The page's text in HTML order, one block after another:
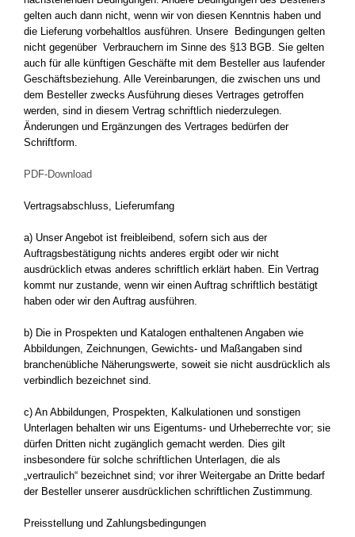
gelten auch dann nicht, wenn wir von diesen Kenntnis haben und
die Lieferung vorbehaltlos ausführen. Unsere Bedingungen gelten
nicht gegenüber Verbrauchern im Sinne des §13 BGB. Sie gelten
auch für alle künftigen Geschäfte mit dem Besteller aus laufender
Geschäftsbeziehung. Alle Vereinbarungen, die zwischen uns und
dem Besteller zwecks Ausführung dieses Vertrages getroffen
werden, sind in diesem Vertrag schriftlich niederzulegen.
Änderungen und Ergänzungen des Vertrages bedürfen der
Schriftform.
PDF-Download
Vertragsabschluss, Lieferumfang
a) Unser Angebot ist freibleibend, sofern sich aus der
Auftragsbestätigung nichts anderes ergibt oder wir nicht
ausdrücklich etwas anderes schriftlich erklärt haben. Ein Vertrag
kommt nur zustande, wenn wir einen Auftrag schriftlich bestätigt
haben oder wir den Auftrag ausführen.
b) Die in Prospekten und Katalogen enthaltenen Angaben wie
Abbildungen, Zeichnungen, Gewichts- und Maßangaben sind
branchenübliche Näherungswerte, soweit sie nicht ausdrücklich als
verbindlich bezeichnet sind.
c) An Abbildungen, Prospekten, Kalkulationen und sonstigen
Unterlagen behalten wir uns Eigentums- und Urheberrechte vor; sie
dürfen Dritten nicht zugänglich gemacht werden. Dies gilt
insbesondere für solche schriftlichen Unterlagen, die als
„vertraulich“ bezeichnet sind; vor ihrer Weitergabe an Dritte bedarf
der Besteller unserer ausdrücklichen schriftlichen Zustimmung.
Preisstellung und Zahlungsbedingungen